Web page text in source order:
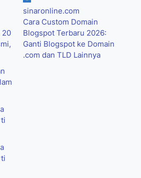
20
sinaronline.com
Cara Custom Domain
Blogspot Terbaru 2026:
Ganti Blogspot ke Domain
.com dan TLD Lainnya